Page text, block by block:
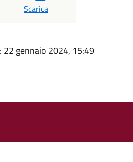
Scarica
: 22 gennaio 2024, 15:49